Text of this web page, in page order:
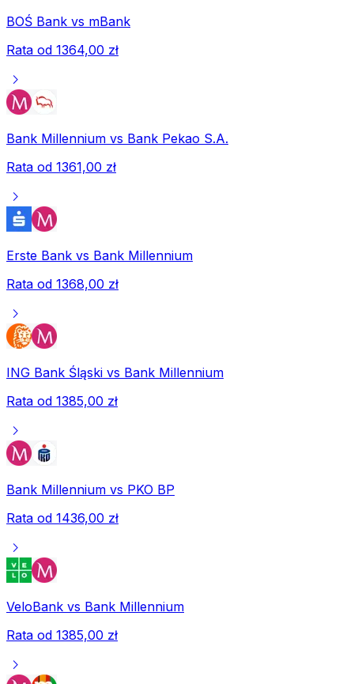
BOŚ Bank vs mBank
Rata od 1364,00 zł
chevron_right
Bank Millennium vs Bank Pekao S.A.
Rata od 1361,00 zł
chevron_right
Erste Bank vs Bank Millennium
Rata od 1368,00 zł
chevron_right
ING Bank Śląski vs Bank Millennium
Rata od 1385,00 zł
chevron_right
Bank Millennium vs PKO BP
Rata od 1436,00 zł
chevron_right
VeloBank vs Bank Millennium
Rata od 1385,00 zł
chevron_right